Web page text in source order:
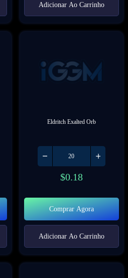
Adicionar Ao Carrinho
Eldritch Exalted Orb
$0.18
Comprar Agora
Adicionar Ao Carrinho